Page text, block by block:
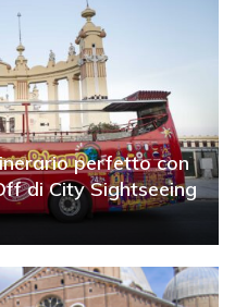
perfetto con
di City Sightseeing